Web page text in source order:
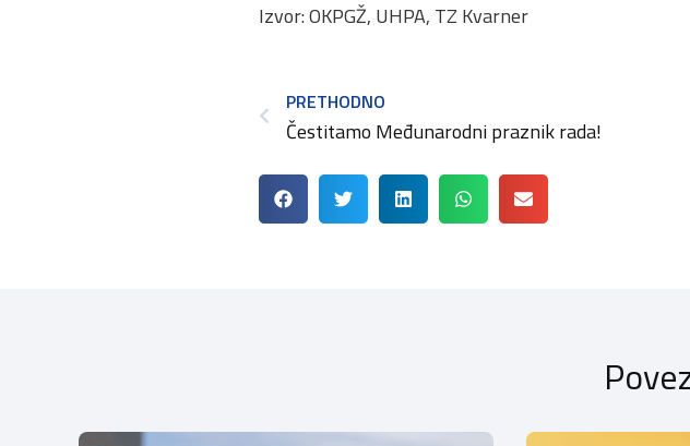
Izvor: OKPGŽ, UHPA, TZ Kvarner
PRETHODNO
Čestitamo Međunarodni praznik rada!